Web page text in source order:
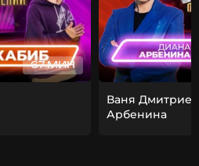
67 МИН
Ваня
Арбенина